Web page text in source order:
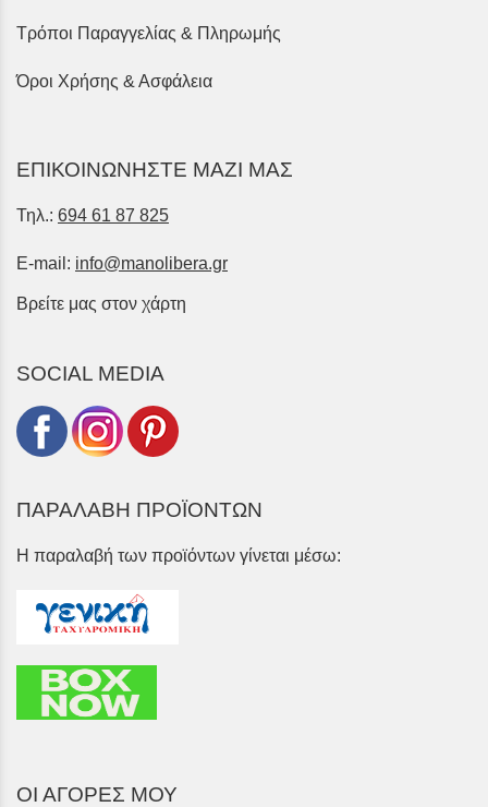
Τρόποι Παραγγελίας & Πληρωμής
Όροι Χρήσης & Ασφάλεια
ΕΠΙΚΟΙΝΩΝΗΣΤΕ ΜΑΖΙ ΜΑΣ
Τηλ.: 694 61 87 825
E-mail: info@manolibera.gr
Βρείτε μας στον χάρτη
SOCIAL MEDIA
ΠΑΡΑΛΑΒΗ ΠΡΟΪΟΝΤΩΝ
Η παραλαβή των προϊόντων γίνεται μέσω:
ΟΙ ΑΓΟΡΕΣ ΜΟΥ